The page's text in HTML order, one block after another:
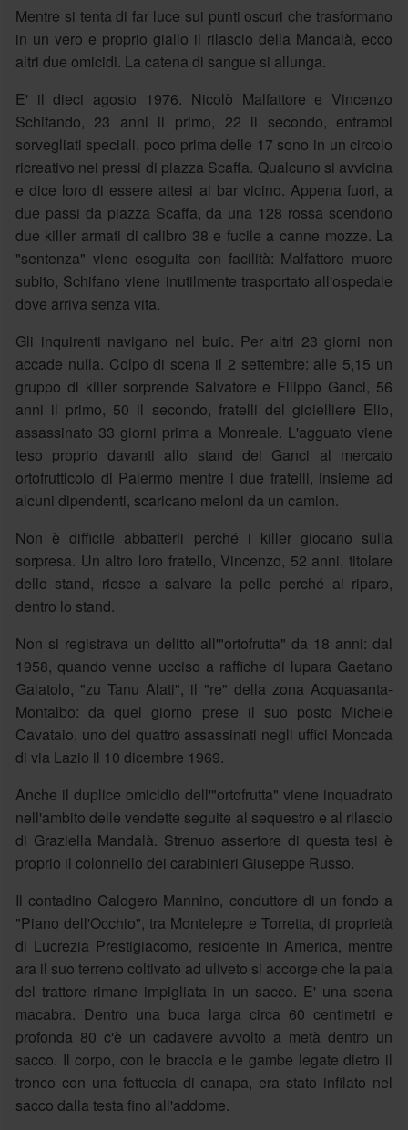
Mentre si tenta di far luce sui punti oscuri che trasformano
in un vero e proprio giallo il rilascio della Mandalà, ecco
altri due omicidi. La catena di sangue si allunga.
E' il dieci agosto 1976. Nicolò Malfattore e Vincenzo
Schifando, 23 anni il primo, 22 il secondo, entrambi
sorvegliati speciali, poco prima delle 17 sono in un circolo
ricreativo nei pressi di piazza Scaffa. Qualcuno si avvicina
e dice loro di essere attesi al bar vicino. Appena fuori, a
due passi da piazza Scaffa, da una 128 rossa scendono
due killer armati di calibro 38 e fucile a canne mozze. La
"sentenza" viene eseguita con facilità: Malfattore muore
subito, Schifano viene inutilmente trasportato all'ospedale
dove arriva senza vita.
Gli inquirenti navigano nel buio. Per altri 23 giorni non
accade nulla. Colpo di scena il 2 settembre: alle 5,15 un
gruppo di killer sorprende Salvatore e Filippo Ganci, 56
anni il primo, 50 il secondo, fratelli del gioielliere Elio,
assassinato 33 giorni prima a Monreale. L'agguato viene
teso proprio davanti allo stand dei Ganci al mercato
ortofrutticolo di Palermo mentre i due fratelli, insieme ad
alcuni dipendenti, scaricano meloni da un camion.
Non è difficile abbatterli perché i killer giocano sulla
sorpresa. Un altro loro fratello, Vincenzo, 52 anni, titolare
dello stand, riesce a salvare la pelle perché al riparo,
dentro lo stand.
Non si registrava un delitto all'"ortofrutta" da 18 anni: dal
1958, quando venne ucciso a raffiche di lupara Gaetano
Galatolo, "zu Tanu Alati", il "re" della zona Acquasanta-
Montalbo: da quel giorno prese il suo posto Michele
Cavataio, uno dei quattro assassinati negli uffici Moncada
di via Lazio il 10 dicembre 1969.
Anche il duplice omicidio dell'"ortofrutta" viene inquadrato
nell'ambito delle vendette seguite al sequestro e al rilascio
di Graziella Mandalà. Strenuo assertore di questa tesi è
proprio il colonnello dei carabinieri Giuseppe Russo.
Il contadino Calogero Mannino, conduttore di un fondo a
"Piano dell'Occhio", tra Montelepre e Torretta, di proprietà
di Lucrezia Prestigiacomo, residente in America, mentre
ara il suo terreno coltivato ad uliveto si accorge che la pala
del trattore rimane impigliata in un sacco. E' una scena
macabra. Dentro una buca larga circa 60 centimetri e
profonda 80 c'è un cadavere avvolto a metà dentro un
sacco. Il corpo, con le braccia e le gambe legate dietro il
tronco con una fettuccia di canapa, era stato infilato nel
sacco dalla testa fino all'addome.